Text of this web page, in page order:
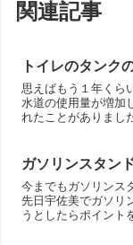
関連記事
トイレのタンク
思えばもう１年くら
水道の使用量が増加
れたことがありまし
ガソリンスタン
今までもガソリンス
先日宇佐美でガソリ
うとしたらポイント